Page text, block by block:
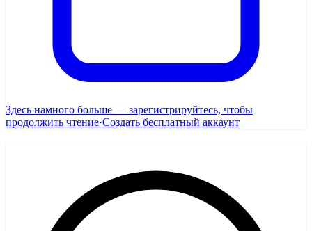
Здесь намного больше — зарегистрируйтесь, чтобы
продолжить чтение·Создать бесплатный аккаунт